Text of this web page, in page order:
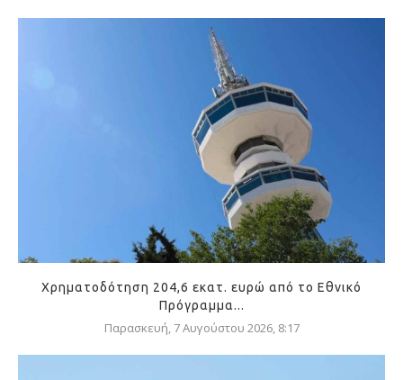
Χρηματοδότηση 204,6 εκατ. ευρώ από το Εθνικό
Πρόγραμμα...
Παρασκευή, 7 Αυγούστου 2026, 8:17